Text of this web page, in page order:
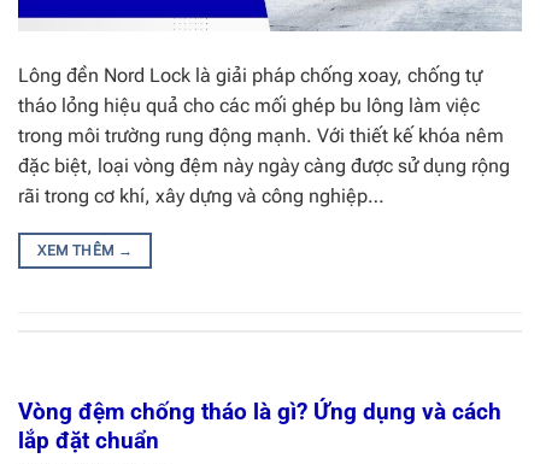
Lông đền Nord Lock là giải pháp chống xoay, chống tự
tháo lỏng hiệu quả cho các mối ghép bu lông làm việc
trong môi trường rung động mạnh. Với thiết kế khóa nêm
đặc biệt, loại vòng đệm này ngày càng được sử dụng rộng
rãi trong cơ khí, xây dựng và công nghiệp…
XEM THÊM →
Vòng đệm chống tháo là gì? Ứng dụng và cách
lắp đặt chuẩn